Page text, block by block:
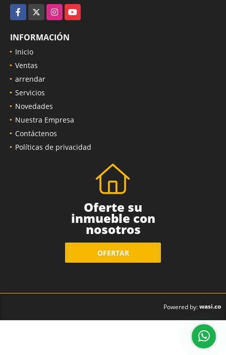
Facebook
InstagramYouTube
INFORMACIÓN
Inicio
Ventas
arrendar
Servicios
Novedades
Nuestra Empresa
Contáctenos
Políticas de privacidad
Oferte su
inmueble con
nosotros
OFERTAR
Powered by:wasi.co